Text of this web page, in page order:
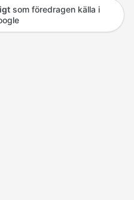
som föredragen källa i